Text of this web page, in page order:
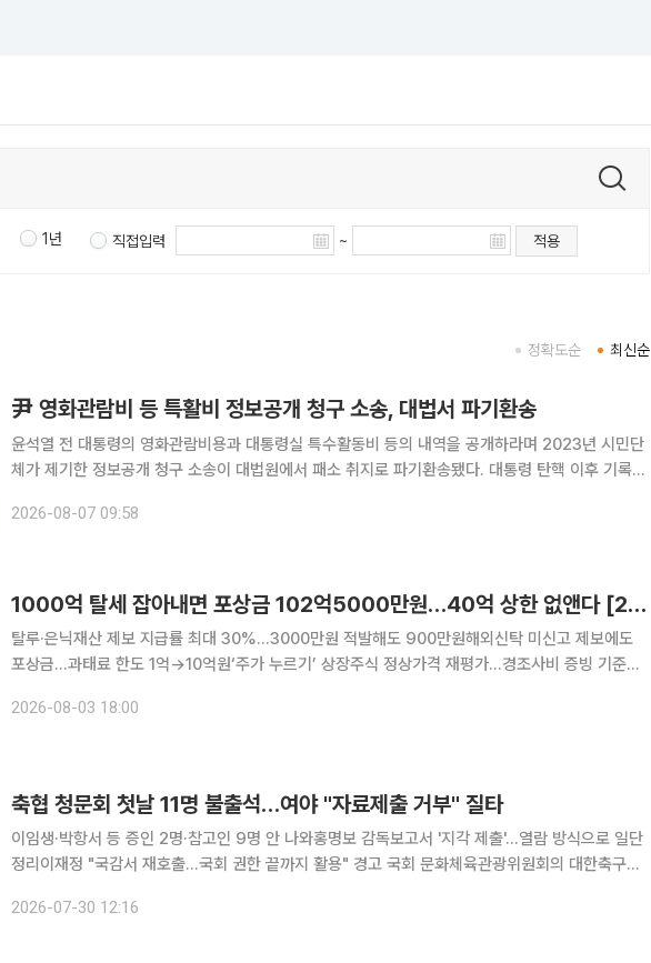
1년 직접입력 ~ 적용
최신순
정확도순
尹 영화관람비 등 특활비 정보공개 청구 소송, 대법서 파기환송
윤석열 전 대통령의 영화관람비용과 대통령실 특수활동비 등의 내역을 공개하라며 2023년 시민단
체가 제기한 정보공개 청구 소송이 대법원에서 패소 취지로 파기환송됐다. 대통령 탄핵 이후 기록물
법조계에 따르면 대법원 1부(노경필 주심 대법관)는 최근 한국납세자연맹이
2026-08-07 09:58
1000억 탈세 잡아내면 포상금 102억5000만원…40억 상한 없앤다 [2026 세제개편]
탈루·은닉재산 제보 지급률 최대 30%…3000만원 적발해도 900만원해외신탁 미신고 제보에도
포상금…과태료 한도 1억→10억원‘주가 누르기’ 상장주식 정상가격 재평가…경조사비 증빙 기준
5000만원을 받을 수 있게 된다. 정부가 탈세제보 포상금의 40억원 상한
2026-08-03 18:00
축협 청문회 첫날 11명 불출석…여야 "자료제출 거부" 질타
이임생·박항서 등 증인 2명·참고인 9명 안 나와홍명보 감독보고서 '지각 제출'…열람 방식으로 일단
정리이재정 "국감서 재호출…국회 권한 끝까지 활용" 경고 국회 문화체육관광위원회의 대한축구협
2026-07-30 12:16